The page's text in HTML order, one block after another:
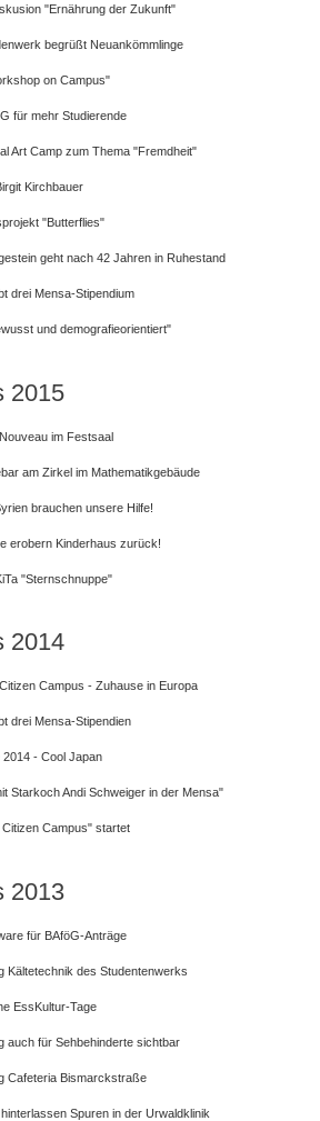
"Ernährung der Zukunft"
begrüßt Neuankömmlinge
on Campus"
für mehr Studierende
Art Camp zum Thema "Fremdheit"
Kirchbauer
"Butterflies"
geht nach 42 Jahren in Ruhestand
drei Mensa-Stipendium
und demografieorientiert"
2015
im Festsaal
am Zirkel im Mathematikgebäude
brauchen unsere Hilfe!
erobern Kinderhaus zurück!
"Sternschnuppe"
2014
Campus - Zuhause in Europa
drei Mensa-Stipendien
- Cool Japan
Starkoch Andi Schweiger in der Mensa"
Campus" startet
2013
für BAföG-Anträge
Kältetechnik des Studentenwerks
EssKultur-Tage
auch für Sehbehinderte sichtbar
Cafeteria Bismarckstraße
Spuren in der Urwaldklinik